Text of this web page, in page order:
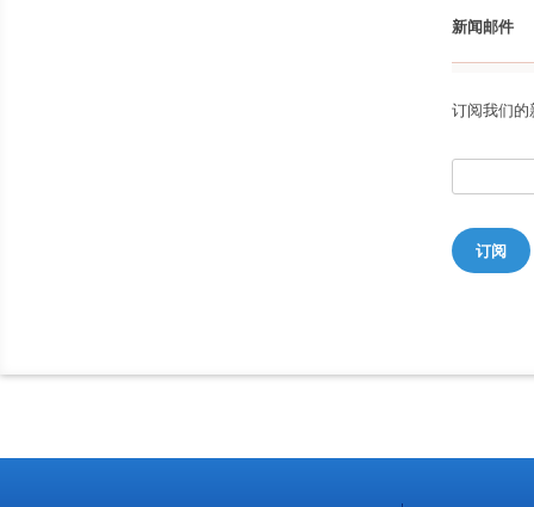
新闻邮件
订阅我们的
订阅